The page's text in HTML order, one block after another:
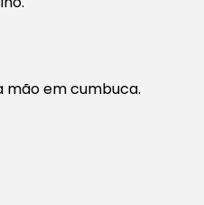
mão em cumbuca.